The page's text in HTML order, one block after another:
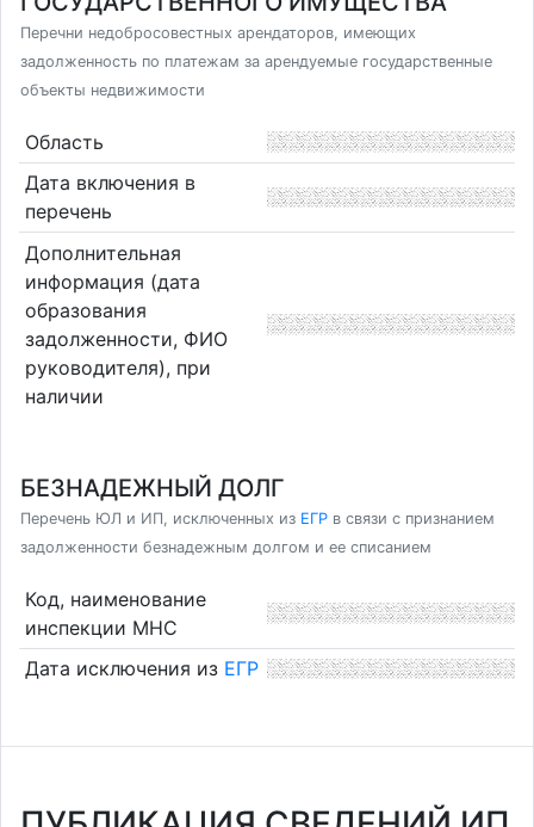
Перечни недобросовестных арендаторов, имеющих
задолженность по платежам за арендуемые государственные
объекты недвижимости
Область
Дата включения в
перечень
Дополнительная
информация (дата
образования
задолженности, ФИО
руководителя), при
наличии
БЕЗНАДЕЖНЫЙ ДОЛГ
Перечень ЮЛ и ИП, исключенных из ЕГР в связи с признанием
задолженности безнадежным долгом и ее списанием
Код, наименование
инспекции МНС
Дата исключения из ЕГР